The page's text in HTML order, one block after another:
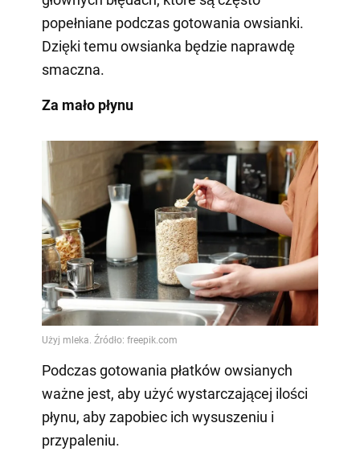
popełniane podczas gotowania owsianki.
Dzięki temu owsianka będzie naprawdę
smaczna.
Za mało płynu
Podczas gotowania płatków owsianych
ważne jest, aby użyć wystarczającej ilości
płynu, aby zapobiec ich wysuszeniu i
przypaleniu.